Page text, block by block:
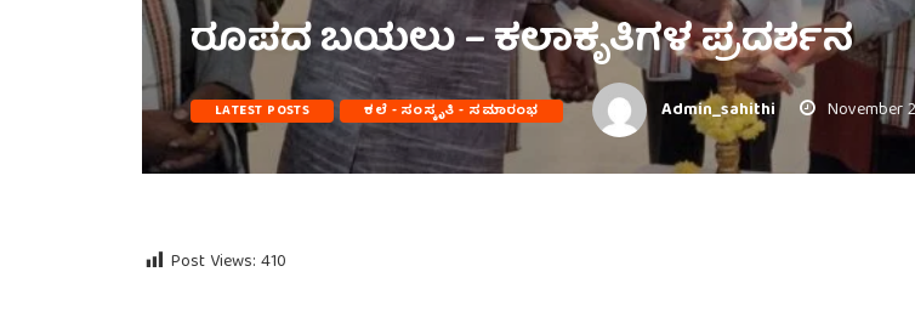
ರೂಪದ ಬಯಲು – ಕಲಾಕೃತಿಗಳ ಪ್ರದರ್ಶನ
LATEST POSTS ಕಲೆ - ಸಂಸ್ಕೃತಿ - ಸಮಾರಂಭ Admin_sahithi November
Post Views: 410